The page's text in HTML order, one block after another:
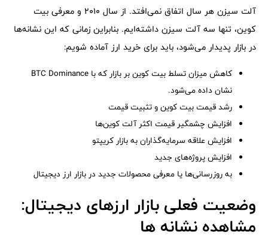
آلت سیزن هر سال اتفاق نمی‌افتد. از سال 2010 و معرفی بیت
کوین، تنها سه آلت سیزن داشته‌ایم. بنابراین زمانی که این نشانه‌ها
در بازار پدیدار می‌شود، باید برای خرید ارز آماده شویم:
کاهش میزان تسلط بیت کوین بر بازار که با BTC Dominance
نشان داده می‌شود.
رشد قیمت بیت کوین و تثبیت قیمت
افزایش چشمگیر قیمت اکثر آلت کوین‌ها
افزایش علاقه سرمایه‌گذاران به بازار کریپتو
افزایش پروژه‌های جدید
به روزرسانی‌ها یا معرفی محصولات جدید در بازار ارز دیجیتال
وضعیت فعلی بازار ارزهای دیجیتال:
مشاهده نشانه ها